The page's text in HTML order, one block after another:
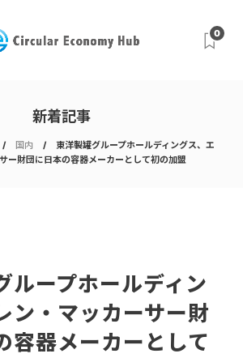
0
新着記事
国内
東洋製罐グループホールディングス、エ
ー財団に日本の容器メーカーとして初の加盟
ループホールディン
ン・マッカーサー財
容器メーカーとして